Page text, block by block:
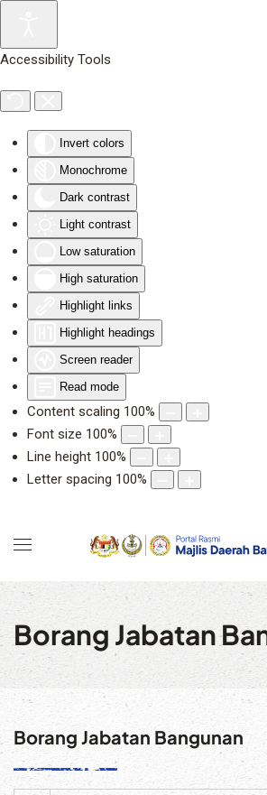
Accessibility Tools
Invert colors
Monochrome
Dark contrast
Light contrast
Low saturation
High saturation
Highlight links
Highlight headings
Screen reader
Read mode
Content scaling 100%
Font size 100%
Line height 100%
Letter spacing 100%
Borang Jabatan
Borang Jabatan Bangunan